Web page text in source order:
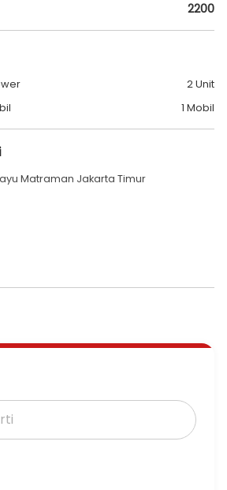
2200
2 Unit
1 Mobil
Matraman Jakarta Timur